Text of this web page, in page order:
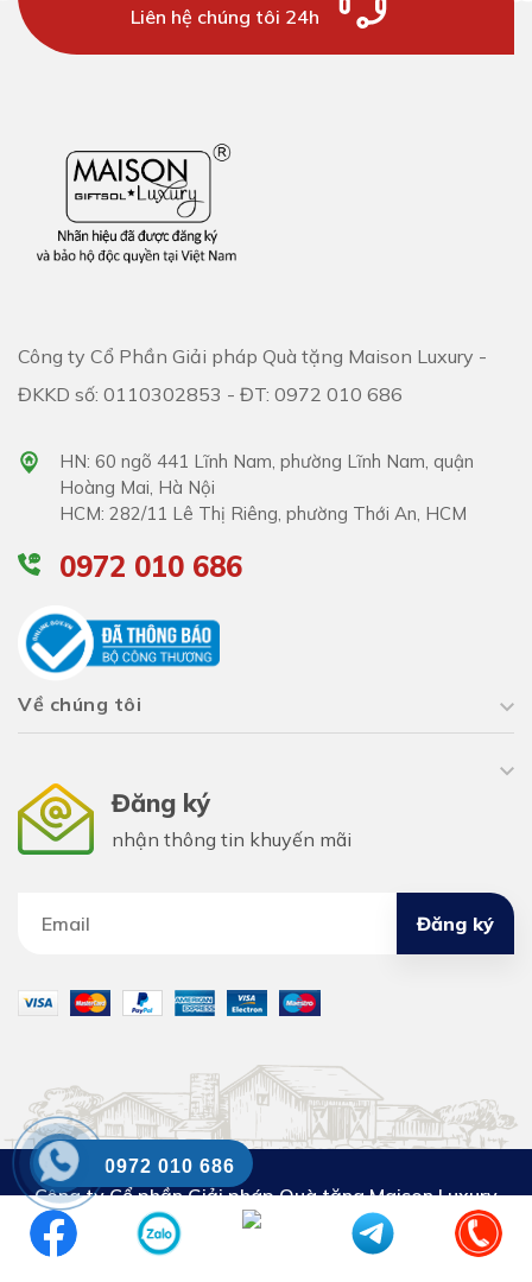
Liên hệ chúng tôi 24h
Công ty Cổ Phần Giải pháp Quà tặng Maison Luxury -
ĐKKD số: 0110302853 - ĐT: 0972 010 686
HN: 60 ngõ 441 Lĩnh Nam, phường Lĩnh Nam, quận
Hoàng Mai, Hà Nội
HCM: 282/11 Lê Thị Riêng, phường Thới An, HCM
0972 010 686
Về chúng tôi
Đăng ký
nhận thông tin khuyến mãi
Đăng ký
Công ty Cổ phần Giải pháp Quà tặng Maison Luxury
DKKD số:
0110302853. Cấp ngày 29.3.2023. Nơi cấp:
Sở KH&ĐT thành phố Hà Nội
0972 010 686